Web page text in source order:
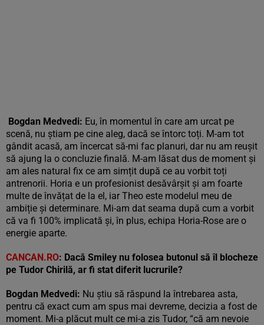
Bogdan Medvedi: Eu, în momentul în care am urcat pe
scenă, nu știam pe cine aleg, dacă se întorc toți. M-am tot
gândit acasă, am încercat să-mi fac planuri, dar nu am reușit
să ajung la o concluzie finală. M-am lăsat dus de moment și
am ales natural fix ce am simțit după ce au vorbit toți
antrenorii. Horia e un profesionist desăvârșit și am foarte
multe de învățat de la el, iar Theo este modelul meu de
ambiție și determinare. Mi-am dat seama după cum a vorbit
că va fi 100% implicată și, în plus, echipa Horia-Rose are o
energie aparte.
CANCAN.RO: Dacă Smiley nu folosea butonul să îl blocheze
pe Tudor Chirilă, ar fi stat diferit lucrurile?
Bogdan Medvedi: Nu știu să răspund la întrebarea asta,
pentru că exact cum am spus mai devreme, decizia a fost de
moment. Mi-a plăcut mult ce mi-a zis Tudor, “că am nevoie